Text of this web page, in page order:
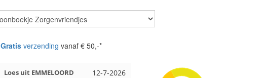
Gratisverzending vanaf € 50,-*
12-7-2026
Loes uit EMMELOORD Nell uit Beuningen